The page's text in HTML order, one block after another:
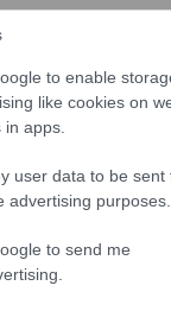
to enable
like cookies on
apps.
user data to be sent
advertising purposes.
to send me